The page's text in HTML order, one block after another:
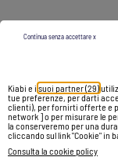
Kiabi e i suoi partner (29)
tue preferenze, per darti
clienti), per fornirti offerte e
network ] o per misurare le
la conserveremo per una
cliccando sul link "Cookie" in
Consulta la cookie policy
Continua senza accettare x
12,99 €
Vedi prodotto